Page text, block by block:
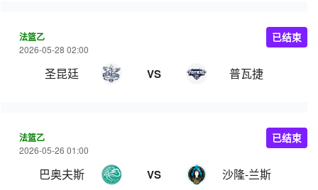
法篮乙
2026-05-28 02:00
圣昆廷 VS 普瓦捷
已结束
法篮乙
2026-05-26 01:00
巴奥夫斯 VS 沙隆-兰斯
已结束